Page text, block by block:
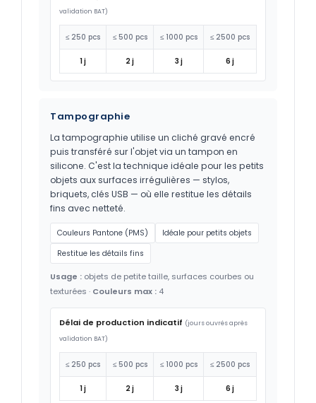
validation BAT)
≤ 250 pcs ≤ 500 pcs ≤ 1000 pcs ≤ 2500 pcs
1 j 2 j 3 j 6 j
Tampographie
La tampographie utilise un cliché gravé encré
puis transféré sur l'objet via un tampon en
silicone. C'est la technique idéale pour les petits
objets aux surfaces irrégulières — stylos,
briquets, clés USB — où elle restitue les détails
fins avec netteté.
Couleurs Pantone (PMS)
Idéale pour petits objets
Restitue les détails fins
Usage : objets de petite taille, surfaces courbes ou
texturées · Couleurs max : 4
Délai de production indicatif (jours ouvrés après
validation BAT)
≤ 250 pcs ≤ 500 pcs ≤ 1000 pcs ≤ 2500 pcs
1 j 2 j 3 j 6 j